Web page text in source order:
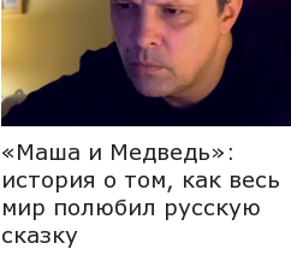
«Маша и Медведь»:
история о том, как весь
мир полюбил русскую
сказку